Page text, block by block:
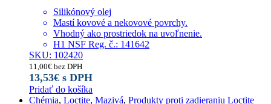
Silikónový olej
Mastí kovové a nekovové povrchy.
Vhodný ako prostriedok na uvoľnenie.
H1 NSF Reg. č.: 141642
SKU: 102420
11,00€ bez DPH
13,53€ s DPH
Pridať do košíka
Chémia, Loctite, Mazivá, Produkty proti zadieraniu Loctite